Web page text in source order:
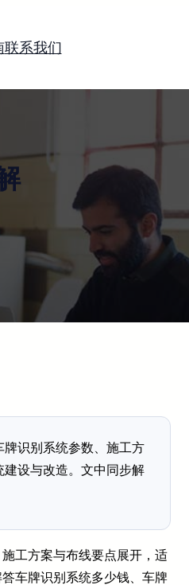
联系我们
识别系统参数、施工方
设与改造。文中同步解
工方案与布线要点展开，适
车牌识别系统多少钱、车牌